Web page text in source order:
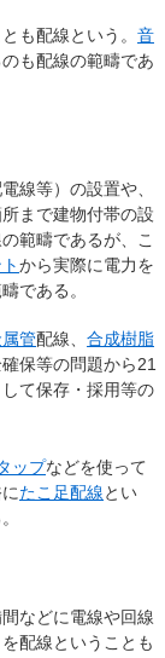
も配線という。 音
も配線の範疇であ
電線等）の設置や、
まで建物付帯の設
範疇であるが、こ
から実際に電力を
である。
管配線、 合成樹脂
保等の問題から21
て保存・採用等の
ップなどを使って
たこ足配線とい
などに電線や回線
配線ということも